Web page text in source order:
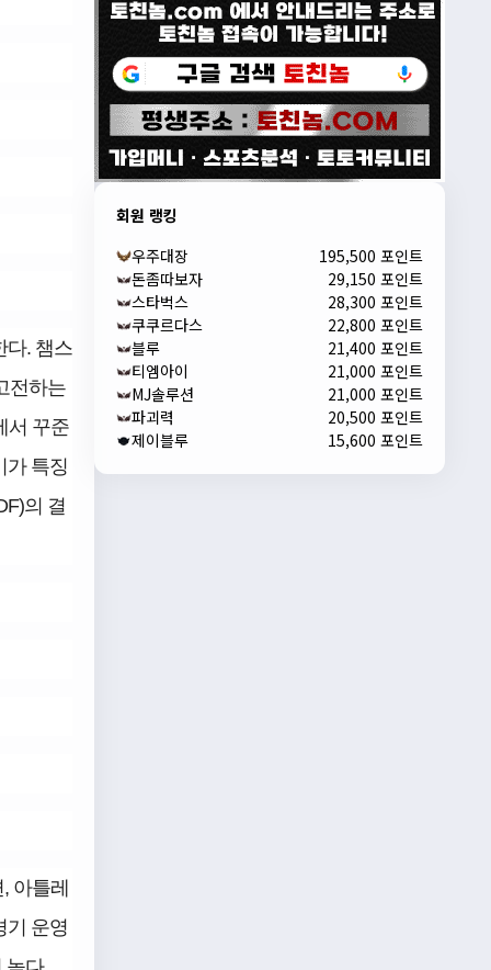
다. 챔스
전하는
서 꾸준
가 특징
의 결
아틀레
기 운영
회원 랭킹
우주대장
195,500 포인트
돈좀따보자
29,150 포인트
스타벅스
28,300 포인트
쿠쿠르다스
22,800 포인트
블루
21,400 포인트
티엠아이
21,000 포인트
MJ솔루션
21,000 포인트
파괴력
20,500 포인트
제이블루
15,600 포인트